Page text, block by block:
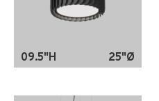
09.5"H 25"Ø